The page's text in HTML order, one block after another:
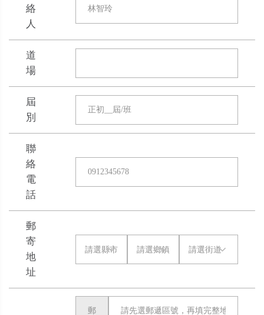
絡
人
道
場
屆
別
聯
絡
電
話
郵
寄
地
址
請選縣市 請選鄉鎮 請選街道